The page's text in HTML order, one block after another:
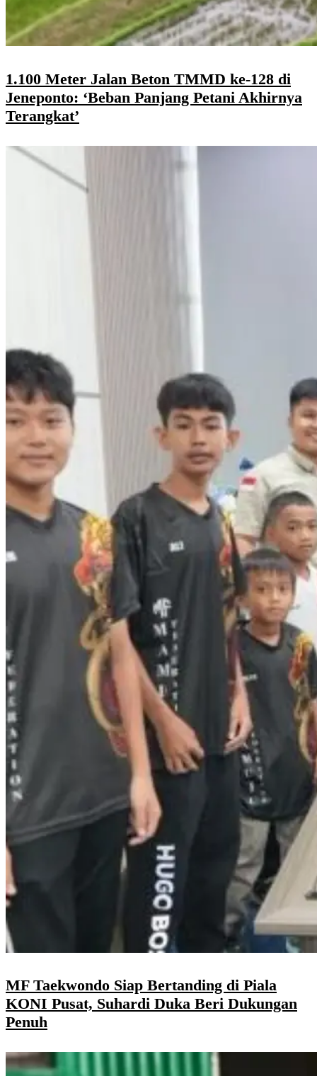
1.100 Meter Jalan Beton TMMD ke-128 di
Jeneponto: ‘Beban Panjang Petani Akhirnya
Terangkat’
MF Taekwondo Siap Bertanding di Piala
KONI Pusat, Suhardi Duka Beri Dukungan
Penuh